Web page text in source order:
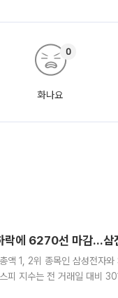
화나요
0
락에 6270선 마감…삼
액 1, 2위 종목인 삼성전자
피 지수는 전 거래일 대비